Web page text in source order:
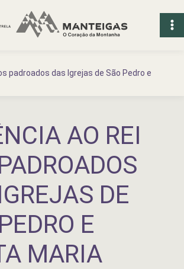
padroados das Igrejas de São Pedro e
AO REI
DE
E
MARIA